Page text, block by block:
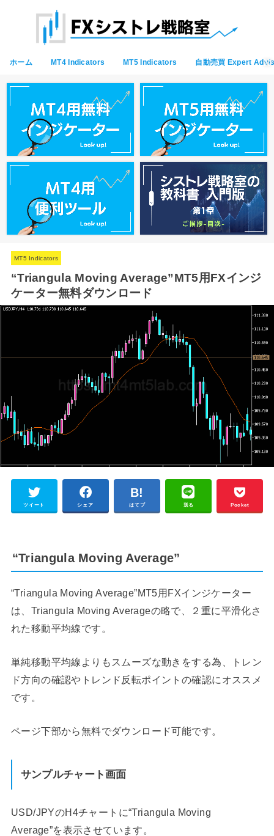
ホーム MT4 Indicators MT5 Indicators 自動売買 Expert
MT5 Indicators
“Triangula Moving Average”MT5用FXインジ
ケーター無料ダウンロード
ツイート シェア はてブ 送る Pocket
“Triangula Moving Average”
“Triangula Moving Average”MT5用FXインジケーター
は、Triangula Moving Averageの略で、２重に平滑化さ
れた移動平均線です。
単純移動平均線よりもスムーズな動きをする為、トレン
ド方向の確認やトレンド反転ポイントの確認にオススメ
です。
ページ下部から無料でダウンロード可能です。
サンプルチャート画面
USD/JPYのH4チャートに“Triangula Moving
Average”を表示させています。